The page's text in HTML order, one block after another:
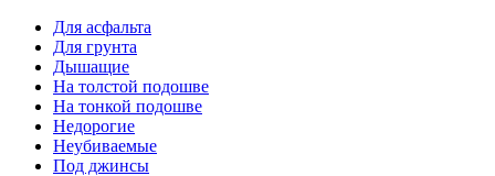
Для асфальта
Для грунта
Дышащие
На толстой подошве
На тонкой подошве
Недорогие
Неубиваемые
Под джинсы